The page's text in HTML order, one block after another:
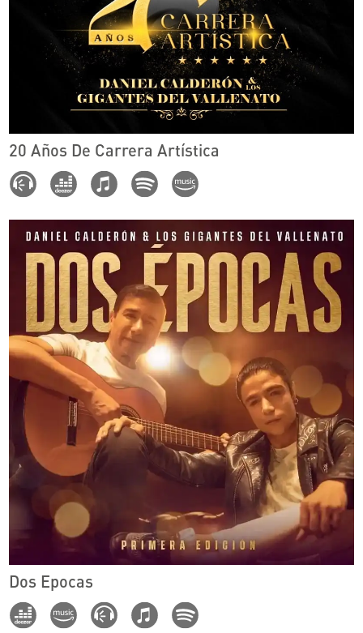
20 Años De Carrera Artística
Dos Epocas